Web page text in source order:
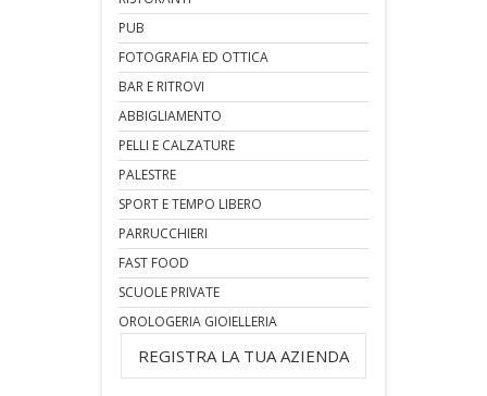
PUB
FOTOGRAFIA ED OTTICA
BAR E RITROVI
ABBIGLIAMENTO
PELLI E CALZATURE
PALESTRE
SPORT E TEMPO LIBERO
PARRUCCHIERI
FAST FOOD
SCUOLE PRIVATE
OROLOGERIA GIOIELLERIA
REGISTRA LA TUA AZIENDA